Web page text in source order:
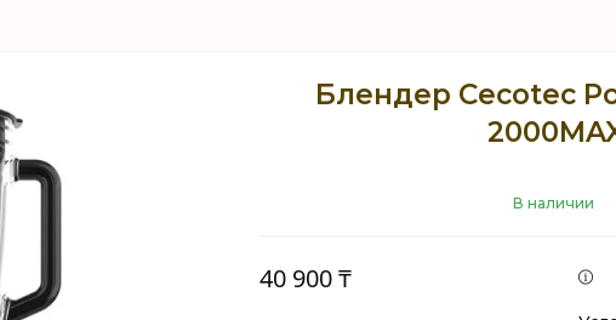
Блендер Cecotec
В наличии
40 900 ₸